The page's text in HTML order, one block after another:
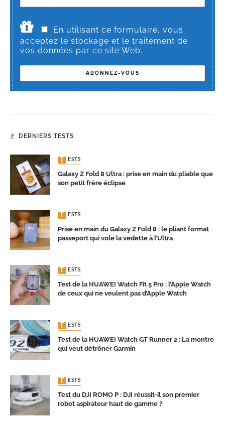
En utilisant ce formulaire, vous
acceptez le stockage et le traitement de
vos données par ce site Web.
DERNIERS TESTS
TESTS
Galaxy Z Fold 8 Ultra : prise en main du pliable que
son petit frère éclipse
TESTS
Prise en main du Galaxy Z Fold 8 : le pliant format
passeport qui vole la vedette à l’Ultra
TESTS
Test de la HUAWEI Watch Fit 5 Pro : l’Apple Watch
de ceux qui ne veulent pas d’Apple Watch
TESTS
Test de la HUAWEI Watch GT Runner 2 : La montre
qui veut détrôner Garmin
TESTS
Test du DJI ROMO P : DJI réussit-il son premier
robot aspirateur haut de gamme ?